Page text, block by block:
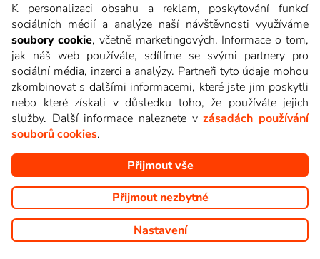
Copyright © goNET s.r.o. Na tomto webu jsou zobrazovány
obrázky z pořadů TV stanic, které můžete sledovat v Lepší.TV.
K personalizaci obsahu a reklam, poskytování funkcí
sociálních médií a analýze naší návštěvnosti využíváme
soubory cookie, včetně marketingových. Informace o tom,
jak náš web používáte, sdílíme se svými partnery pro
sociální média, inzerci a analýzy. Partneři tyto údaje mohou
zkombinovat s dalšími informacemi, které jste jim poskytli
nebo které získali v důsledku toho, že používáte jejich
služby. Další informace naleznete vzásadách používání
souborů cookies.
Přijmout vše
Přijmout nezbytné
Nastavení